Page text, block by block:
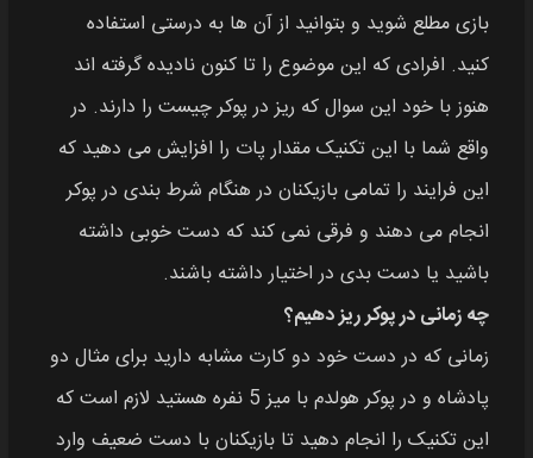
بازی مطلع شوید و بتوانید از آن ها به درستی استفاده
کنید. افرادی که این موضوع را تا کنون نادیده گرفته اند
هنوز با خود این سوال که ریز در پوکر چیست را دارند. در
واقع شما با این تکنیک مقدار پات را افزایش می دهید که
این فرایند را تمامی بازیکنان در هنگام شرط بندی در پوکر
انجام می دهند و فرقی نمی کند که دست خوبی داشته
باشید یا دست بدی در اختیار داشته باشند.
چه زمانی در پوکر ریز دهیم؟
زمانی که در دست خود دو کارت مشابه دارید برای مثال دو
پادشاه و در پوکر هولدم با میز 5 نفره هستید لازم است که
این تکنیک را انجام دهید تا بازیکنان با دست ضعیف وارد